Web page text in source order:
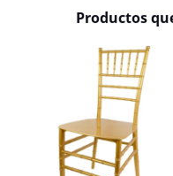
Productos